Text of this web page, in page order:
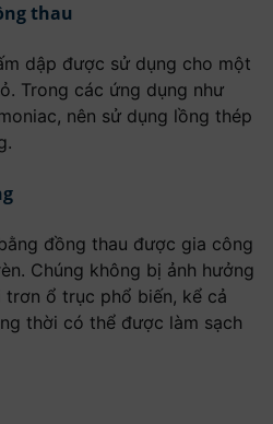
thau
dập được sử dụng cho một
Trong các ứng dụng như
nên sử dụng lồng thép
đồng thau được gia công
Chúng không bị ảnh hưởng
ổ trục phổ biến, kể cả
thời có thể được làm sạch